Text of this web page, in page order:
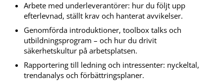
Arbete med underleverantörer: hur du följt upp
efterlevnad, ställt krav och hanterat avvikelser.
Genomförda introduktioner, toolbox talks och
utbildningsprogram – och hur du drivit
säkerhetskultur på arbetsplatsen.
Rapportering till ledning och intressenter: nyckeltal,
trendanalys och förbättringsplaner.